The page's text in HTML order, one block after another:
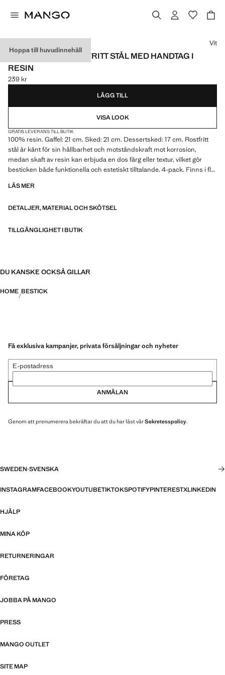
Hoppa till huvudinnehåll
BESTICKSET I ROSTFRITT STÅL MED HANDTAG I
RESIN
Gällande pris [239 kr ]
239 kr
Välj en färg
Vit
LÄGG TILL
VISA LOOK
GRATIS LEVERANS TILL BUTIK
100% resin. Gaffel: 21 cm. Sked: 21 cm. Dessertsked: 17 cm. Rostfritt
stål är känt för sin hållbarhet och motståndskraft mot korrosion,
medan skaft av resin kan erbjuda en dos färg eller textur, vilket gör
besticken både funktionella och estetiskt tilltalande. 4-pack. Finns i fler
LÄS MER
DETALJER, MATERIAL OCH SKÖTSEL
TILLGÄNGLIGHET I BUTIK
DU KANSKE OCKSÅ GILLAR
HOME BESTICK
Få exklusiva kampanjer, privata försäljningar och nyheter
E-postadress
ANMÄLAN
Genom att prenumerera bekräftar du att du har läst vårSekretesspolicy.
SWEDEN·SVENSKA
INSTAGRAMFACEBOOKYOUTUBETIKTOKSPOTIFYPINTERESTXLINKEDIN
HJÄLP
MINA KÖP
RETURNERINGAR
FÖRETAG
JOBBA PÅ MANGO
PRESS
MANGO OUTLET
SITE MAP